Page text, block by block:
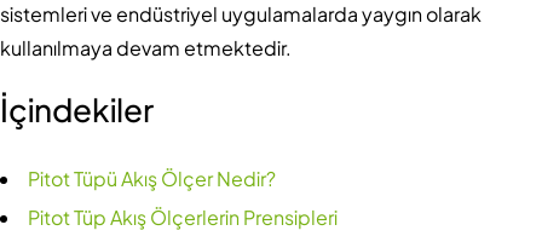
sistemleri ve endüstriyel uygulamalarda yaygın olarak
kullanılmaya devam etmektedir.
İçindekiler
Pitot Tüpü Akış Ölçer Nedir?
Pitot Tüp Akış Ölçerlerin Prensipleri